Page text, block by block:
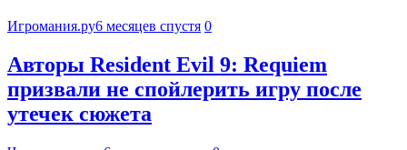
Игромания.ру6 месяцев спустя 0
Авторы Resident Evil 9: Requiem
призвали не спойлерить игру после
утечек сюжета